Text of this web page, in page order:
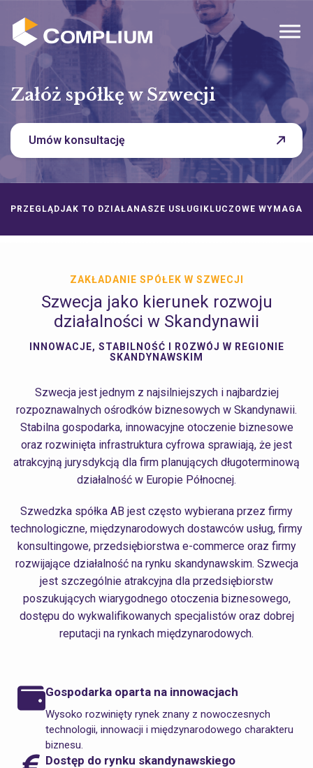
MENU
Załóż spółkę w Szwecji
Umów konsultację
PRZEGLĄDJAK TO DZIAŁA NASZE USŁUGI KLUCZOWE
ZAKŁADANIE SPÓŁEK W SZWECJI
Szwecja jako kierunek rozwoju
działalności w Skandynawii
INNOWACJE, STABILNOŚĆ I ROZWÓJ W REGIONIE
SKANDYNAWSKIM
Szwecja jest jednym z najsilniejszych i najbardziej
rozpoznawalnych ośrodków biznesowych w Skandynawii.
Stabilna gospodarka, innowacyjne otoczenie biznesowe
oraz rozwinięta infrastruktura cyfrowa sprawiają, że jest
atrakcyjną jurysdykcją dla firm planujących długoterminową
działalność w Europie Północnej.
Szwedzka spółka AB jest często wybierana przez firmy
technologiczne, międzynarodowych dostawców usług, firmy
konsultingowe, przedsiębiorstwa e-commerce oraz firmy
rozwijające działalność na rynku skandynawskim. Szwecja
jest szczególnie atrakcyjna dla przedsiębiorstw
poszukujących wiarygodnego otoczenia biznesowego,
dostępu do wykwalifikowanych specjalistów oraz dobrej
reputacji na rynkach międzynarodowych.
Gospodarka oparta na innowacjach
Wysoko rozwinięty rynek znany z nowoczesnych
technologii, innowacji i międzynarodowego charakteru
biznesu.
Dostęp do rynku skandynawskiego